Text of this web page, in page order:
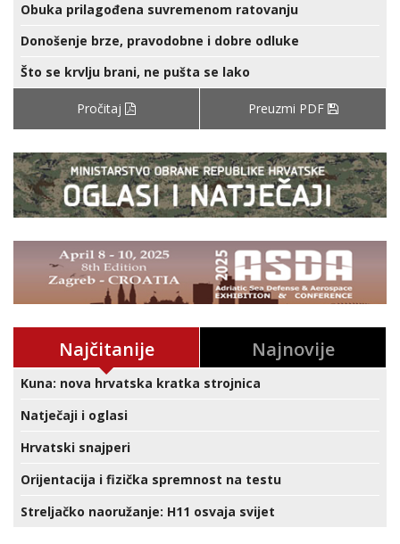
Obuka prilagođena suvremenom ratovanju
Donošenje brze, pravodobne i dobre odluke
Što se krvlju brani, ne pušta se lako
Pročitaj Preuzmi PDF
Najčitanije Najnovije
Kuna: nova hrvatska kratka strojnica
Natječaji i oglasi
Hrvatski snajperi
Orijentacija i fizička spremnost na testu
Streljačko naoružanje: H11 osvaja svijet